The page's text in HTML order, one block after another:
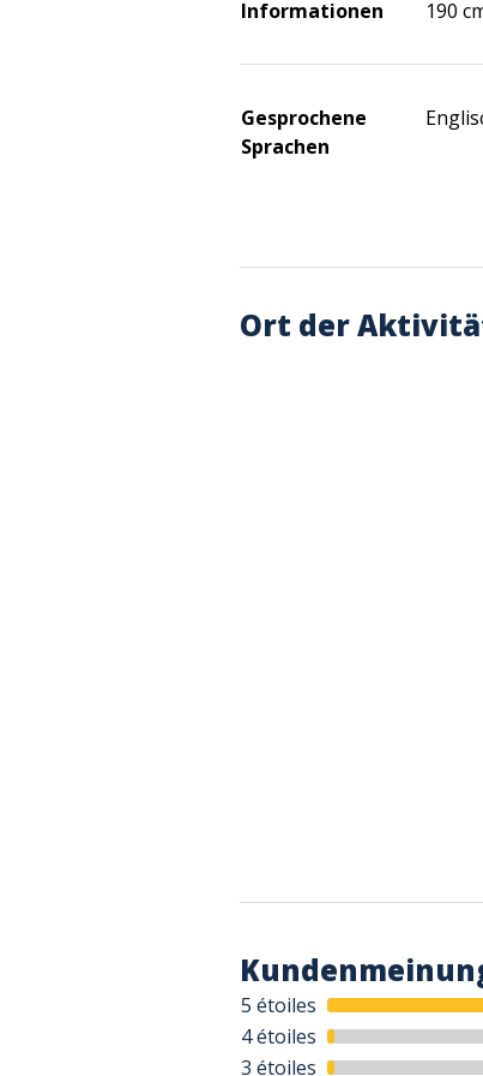
Informationen 190
Gesprochene
Sprachen
Ort der
5 étoiles
4 étoiles
3 étoiles